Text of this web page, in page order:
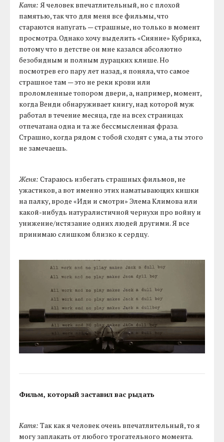
Катя: Я человек впечатлительный, но с плохой
памятью, так что для меня все фильмы, что
стараются напугать — страшные, но только в момент
просмотра. Однако хочу выделить «Сияние» Кубрика,
потому что в детстве он мне казался абсолютно
безобидным и полным дурацких клише. Но
посмотрев его пару лет назад, я поняла, что самое
страшное там — это не реки крови или
проломленные топором двери, а, например, момент,
когда Венди обнаруживает книгу, над которой муж
работал в течение месяца, где на всех страницах
отпечатана одна и та же бессмысленная фраза.
Страшно, когда рядом с тобой сходят с ума, а ты этого
не замечаешь.
Женя: Стараюсь избегать страшных фильмов, не
ужастиков, а вот именно этих наматывающих кишки
на палку, вроде «Иди и смотри» Элема Климова или
какой-нибудь натуралистичной чернухи про войну и
унижение/истязание одних людей другими. Я все
принимаю слишком близко к сердцу.
Фильм, который заставил вас рыдать
Катя: Так как я человек очень впечатлительный, то я
могу заплакать от любого трогательного момента.